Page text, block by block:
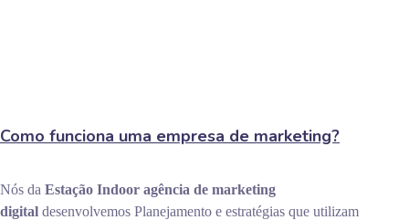
Como funciona uma empresa de marketing?
Nós da Estação Indoor agência de marketing
digital desenvolvemos Planejamento e estratégias que utilizam